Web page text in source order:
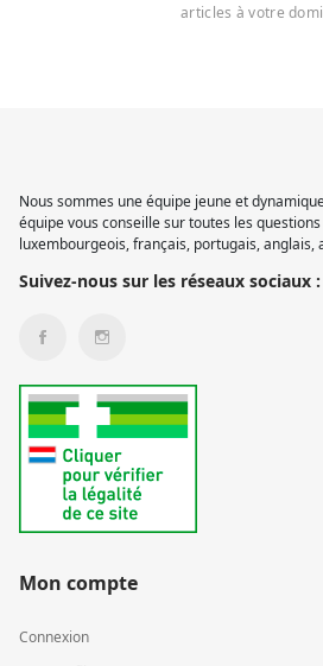
articles à votre
Nous sommes une équipe jeune et
équipe vous conseille sur toutes les
luxembourgeois, français, portugais, anglais,
Suivez-nous sur les réseaux sociaux :
Mon compte
Connexion